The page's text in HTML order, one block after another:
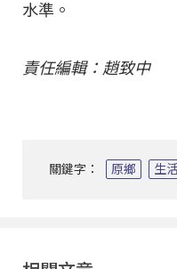
水準。
責任編輯：趙致中
關鍵字： 原鄉 生